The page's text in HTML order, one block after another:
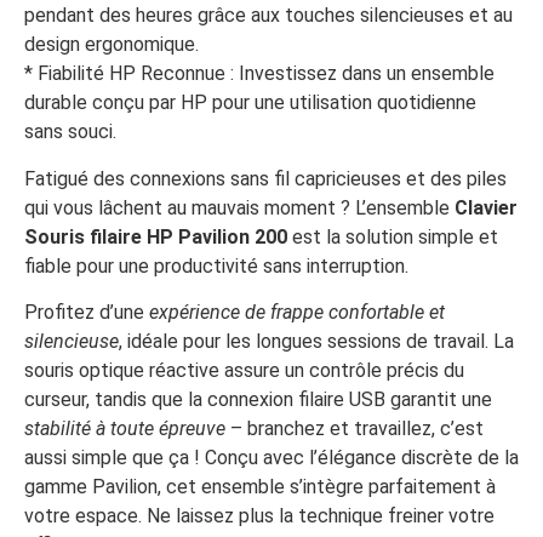
pendant des heures grâce aux touches silencieuses et au
design ergonomique.
* Fiabilité HP Reconnue : Investissez dans un ensemble
durable conçu par HP pour une utilisation quotidienne
sans souci.
Fatigué des connexions sans fil capricieuses et des piles
qui vous lâchent au mauvais moment ? L’ensemble Clavier
Souris filaire HP Pavilion 200 est la solution simple et
fiable pour une productivité sans interruption.
Profitez d’une expérience de frappe confortable et
silencieuse, idéale pour les longues sessions de travail. La
souris optique réactive assure un contrôle précis du
curseur, tandis que la connexion filaire USB garantit une
stabilité à toute épreuve – branchez et travaillez, c’est
aussi simple que ça ! Conçu avec l’élégance discrète de la
gamme Pavilion, cet ensemble s’intègre parfaitement à
votre espace. Ne laissez plus la technique freiner votre